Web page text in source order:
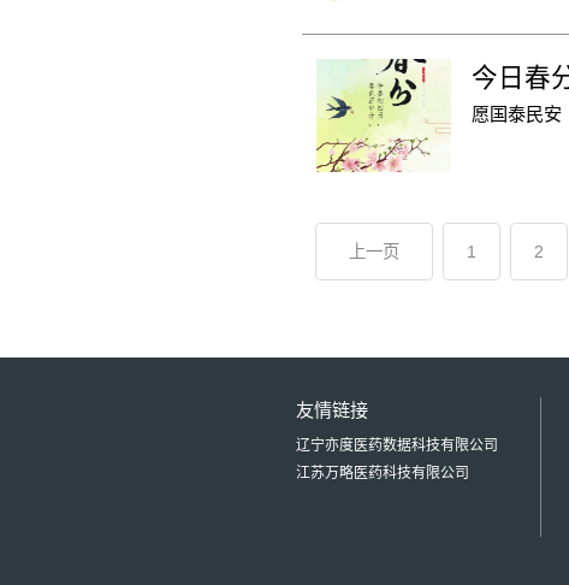
今日春
愿国泰民安
上一页 1 2
友情链接
辽宁亦度医药数据科技有限公司
江苏万略医药科技有限公司